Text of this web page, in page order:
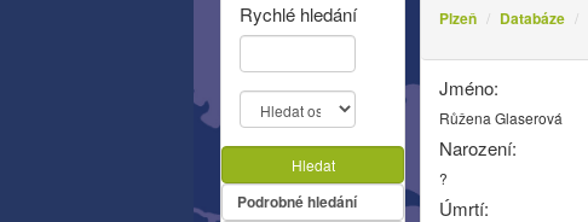
Plzeň Databáze
Jméno:
Růžena Glaserová
Narození:
?
Úmrtí:
Rychlé hledání
Hledat
Podrobné hledání